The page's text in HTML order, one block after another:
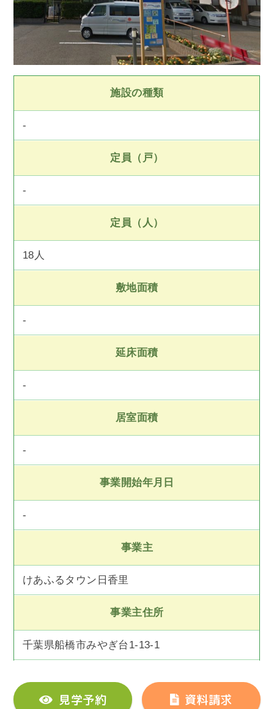
施設の種類
-
定員（戸）
-
定員（人）
18人
敷地面積
-
延床面積
-
居室面積
-
事業開始年月日
-
事業主
けあふるタウン日香里
事業主住所
千葉県船橋市みやぎ台1-13-1
見学予約 資料請求